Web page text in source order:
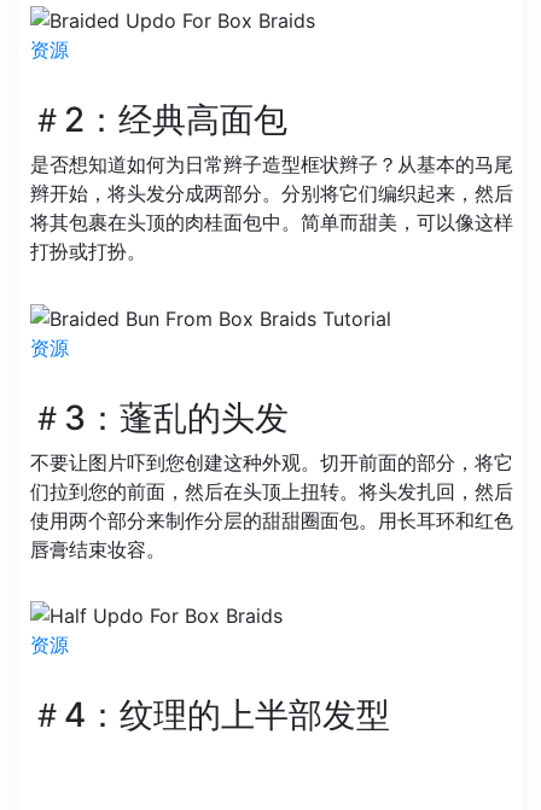
资源
＃2：经典高面包
是否想知道如何为日常辫子造型框状辫子？从基本的马尾
辫开始，将头发分成两部分。分别将它们编织起来，然后
将其包裹在头顶的肉桂面包中。简单而甜美，可以像这样
打扮或打扮。
资源
＃3：蓬乱的头发
不要让图片吓到您创建这种外观。切开前面的部分，将它
们拉到您的前面，然后在头顶上扭转。将头发扎回，然后
使用两个部分来制作分层的甜甜圈面包。用长耳环和红色
唇膏结束妆容。
资源
＃4：纹理的上半部发型